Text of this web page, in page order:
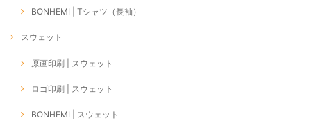
BONHEMI | Tシャツ（長袖）
スウェット
原画印刷 | スウェット
ロゴ印刷 | スウェット
BONHEMI | スウェット